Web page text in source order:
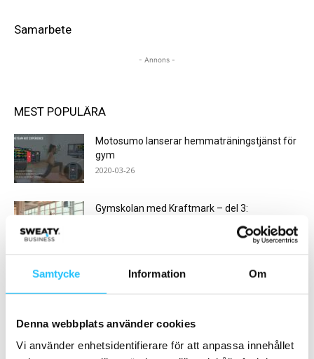
Samtycke Information Om
Denna webbplats använder cookies
Vi använder enhetsidentifierare för att anpassa innehållet
Samarbete
- Annons -
MEST POPULÄRA
Motosumo lanserar hemmaträningstjänst för
gym
2020-03-26
Gymskolan med Kraftmark – del 3:
Hur starkt är ditt varumärke?
2022-01-28
Koppjärk satsar friskt och tror på en ljus